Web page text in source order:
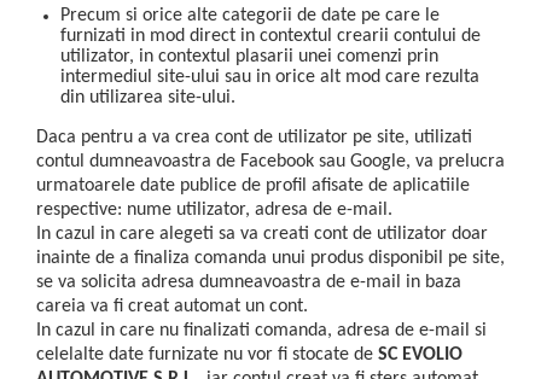
Precum si orice alte categorii de date pe care le
furnizati in mod direct in contextul crearii contului de
utilizator, in contextul plasarii unei comenzi prin
intermediul site-ului sau in orice alt mod care rezulta
din utilizarea site-ului.
Daca pentru a va crea cont de utilizator pe site, utilizati
contul dumneavoastra de Facebook sau Google, va prelucra
urmatoarele date publice de profil afisate de aplicatiile
respective: nume utilizator, adresa de e-mail.
In cazul in care alegeti sa va creati cont de utilizator doar
inainte de a finaliza comanda unui produs disponibil pe site,
se va solicita adresa dumneavoastra de e-mail in baza
careia va fi creat automat un cont.
In cazul in care nu finalizati comanda, adresa de e-mail si
celelalte date furnizate nu vor fi stocate de SC EVOLIO